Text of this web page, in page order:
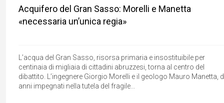
Acquifero del Gran Sasso: Morelli e Manetta
«necessaria un’unica regia»
L’acqua del Gran Sasso, risorsa primaria e insostituibile per
centinaia di migliaia di cittadini abruzzesi, torna al centro del
dibattito. L’ingegnere Giorgio Morelli e il geologo Mauro Manetta,
anni impegnati nella tutela del fragile...